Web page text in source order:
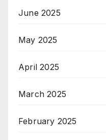
June 2025
May 2025
April 2025
March 2025
February 2025